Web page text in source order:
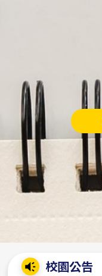
校園公告